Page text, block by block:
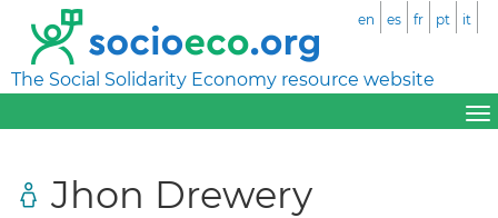
The Social Solidarity Economy resource website
en es fr pt it
Jhon Drewery